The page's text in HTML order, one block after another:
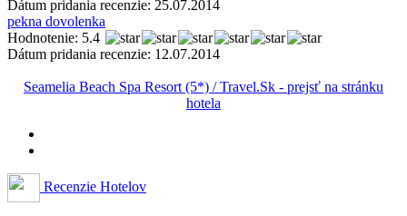
Dátum pridania recenzie: 25.07.2014
pekna dovolenka
Hodnotenie: 5.4
Dátum pridania recenzie: 12.07.2014
Seamelia Beach Spa Resort (5*) / Travel.Sk - prejsť na stránku
hotela
Recenzie Hotelov